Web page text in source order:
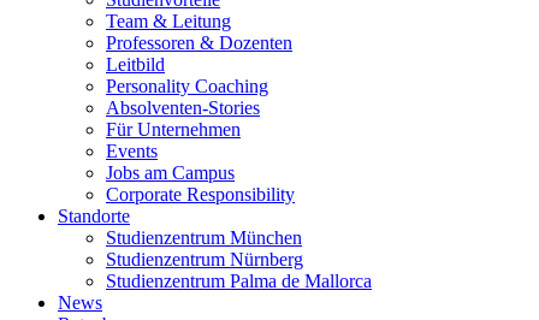
Team & Leitung
Professoren & Dozenten
Leitbild
Personality Coaching
Absolventen-Stories
Für Unternehmen
Events
Jobs am Campus
Corporate Responsibility
Standorte
Studienzentrum München
Studienzentrum Nürnberg
Studienzentrum Palma de Mallorca
News